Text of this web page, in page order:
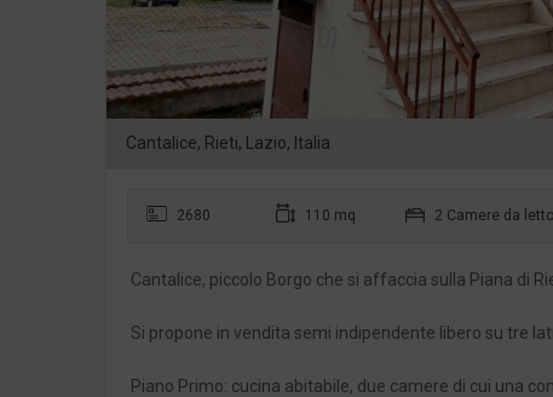
Cantalice, Rieti, Lazio, Italia
2680 110 mq 2 Camere da letto
Cantalice, piccolo Borgo che si affaccia sulla Piana di
Si propone in vendita semi indipendente libero su tre
Piano Primo: cucina abitabile, due camere di cui una